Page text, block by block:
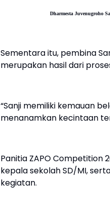
Dharmesta Juvenugroho
Sementara itu, pembina
merupakan hasil dari
“Sanji memiliki kemauan
menanamkan kecintaan
Panitia ZAPO Competition
kepala sekolah SD/MI,
kegiatan.